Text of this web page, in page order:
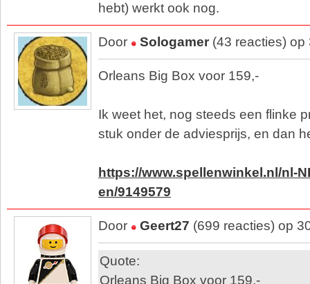
hebt) werkt ook nog.
Door Sologamer (43 reacties)
Orleans Big Box voor 159,-
Ik weet het, nog steeds een flinke
stuk onder de adviesprijs, en dan
https://www.spellenwinkel.nl/nl-
en/9149579
Door Geert27 (699 reacties) op
Quote:
Orleans Big Box voor 159,-